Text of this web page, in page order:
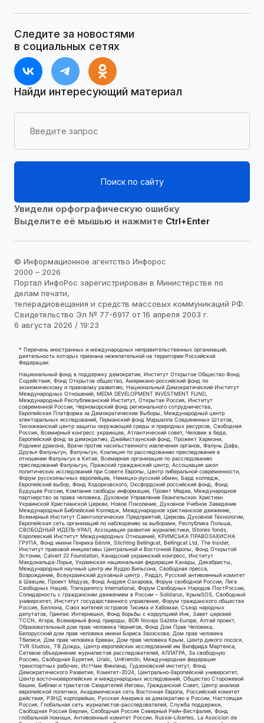
Следите за новостями
в социальных сетях
Найди интересующий материал
Поиск по сайту
Увидели орфографическую ошибку
Выделите её мышью и нажмите Ctrl+Enter
© Информационное агентство Инфорос
2000 – 2026
Портал ИнфоРос зарегистрирован в Министерстве по
делам печати,
телерадиовещания и средств массовых коммуникаций РФ.
Свидетельство Эл № 77-6917 от 16 апреля 2003 г.
6 августа 2026 / 19:23